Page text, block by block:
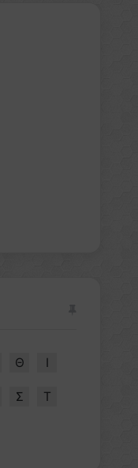
Θ Ι
Σ Τ